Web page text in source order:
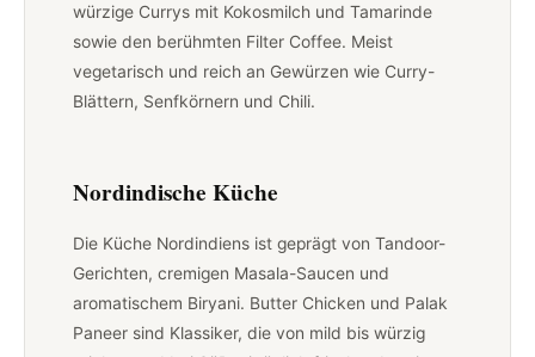
würzige Currys mit Kokosmilch und Tamarinde
sowie den berühmten Filter Coffee. Meist
vegetarisch und reich an Gewürzen wie Curry-
Blättern, Senfkörnern und Chili.
Nordindische Küche
Die Küche Nordindiens ist geprägt von Tandoor-
Gerichten, cremigen Masala-Saucen und
aromatischem Biryani. Butter Chicken und Palak
Paneer sind Klassiker, die von mild bis würzig